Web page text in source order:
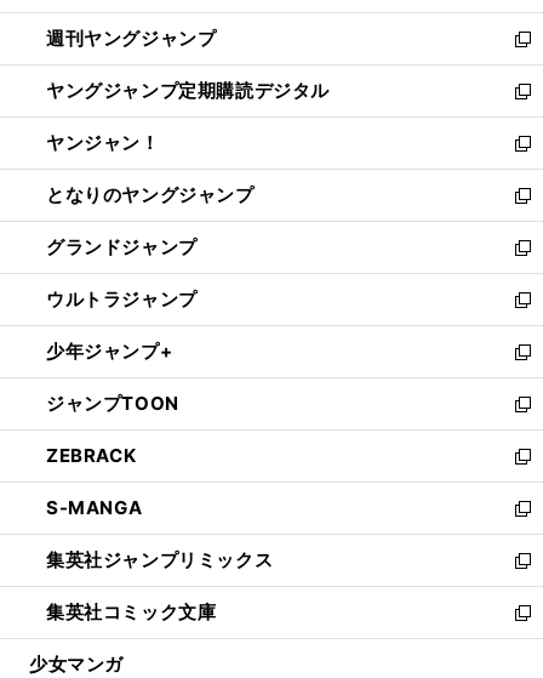
開
く
ウ
で
開
く
ン
ド
ウ
で
開
く
ウ
ィ
ン
ド
ウ
で
開
く
週刊ヤングジャンプ
新
し
い
ウ
ィ
ン
ド
ウ
で
開
く
ヤングジャンプ定期購読デジタル
新
し
い
ウ
ィ
ン
ド
ウ
で
開
く
ヤンジャン！
新
し
い
ウ
ィ
ン
ド
ウ
で
開
く
となりのヤングジャンプ
新
し
い
ウ
ィ
ン
ド
ウ
で
開
く
グランドジャンプ
新
し
い
ウ
ィ
ン
ド
ウ
で
開
く
ウルトラジャンプ
新
し
い
ウ
ィ
ン
ド
ウ
で
開
く
少年ジャンプ+
新
し
い
ウ
ィ
ン
ド
ウ
で
開
く
ジャンプTOON
新
し
い
ウ
ィ
ン
ド
ウ
で
開
ZEBRACK
新
し
い
ウ
ィ
ン
ド
ウ
S-MANGA
新
し
い
ウ
ィ
ン
集英社ジャンプリミックス
新
し
い
ウ
集英社コミック文庫
新
し
少女マンガ